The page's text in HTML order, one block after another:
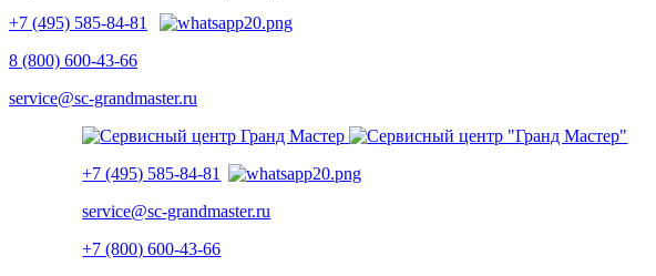
+7 (495) 585-84-81
8 (800) 600-43-66
service@sc-grandmaster.ru
+7 (495) 585-84-81
service@sc-grandmaster.ru
+7 (800) 600-43-66